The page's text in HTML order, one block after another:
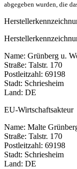
abgegeben wurden, die
Name: Grünberg u.
Straße: Talstr. 170
Postleitzahl: 69198
Stadt: Schriesheim
Land: DE
EU-Wirtschaftsakteur
Name: Malte
Straße: Talstr. 170
Postleitzahl: 69198
Stadt: Schriesheim
Land: DE